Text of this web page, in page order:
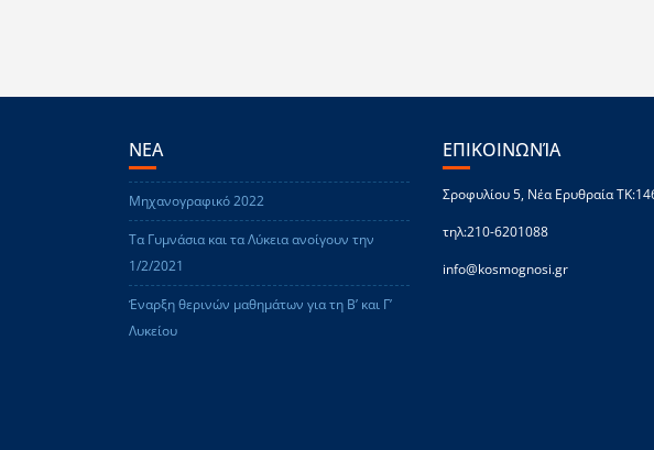
ΝΕΑ
Μηχανογραφικό 2022
Τα Γυμνάσια και τα Λύκεια ανοίγουν την
1/2/2021
Έναρξη θερινών μαθημάτων για τη Β’ και Γ’
Λυκείου
ΕΠΙΚΟΙΝΩΝΊΑ
Σροφυλίου 5, Νέα Ερυθραία
τηλ:210-6201088
info@kosmognosi.gr